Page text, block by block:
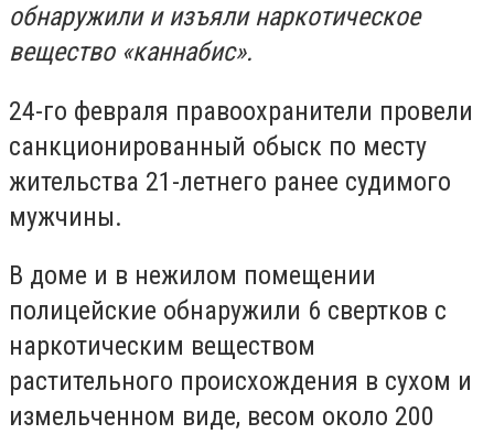
обнаружили и изъяли наркотическое
вещество «каннабис».
24-го февраля правоохранители провели
санкционированный обыск по месту
жительства 21-летнего ранее судимого
мужчины.
В доме и в нежилом помещении
полицейские обнаружили 6 свертков с
наркотическим веществом
растительного происхождения в сухом и
измельченном виде, весом около 200